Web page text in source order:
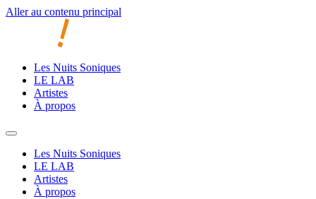
Aller au contenu principal
Les Nuits Soniques
LE LAB
Artistes
À propos
Les Nuits Soniques
LE LAB
Artistes
À propos